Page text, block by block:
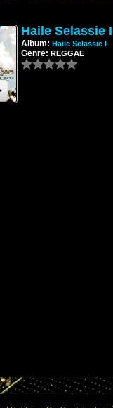
Haile Selassie I
Album: Haile Selassie I
Genre: REGGAE